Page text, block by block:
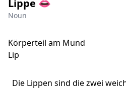
Lippe 👄
Noun
Körperteil am Mund
Lip
Die Lippen sind die zwei